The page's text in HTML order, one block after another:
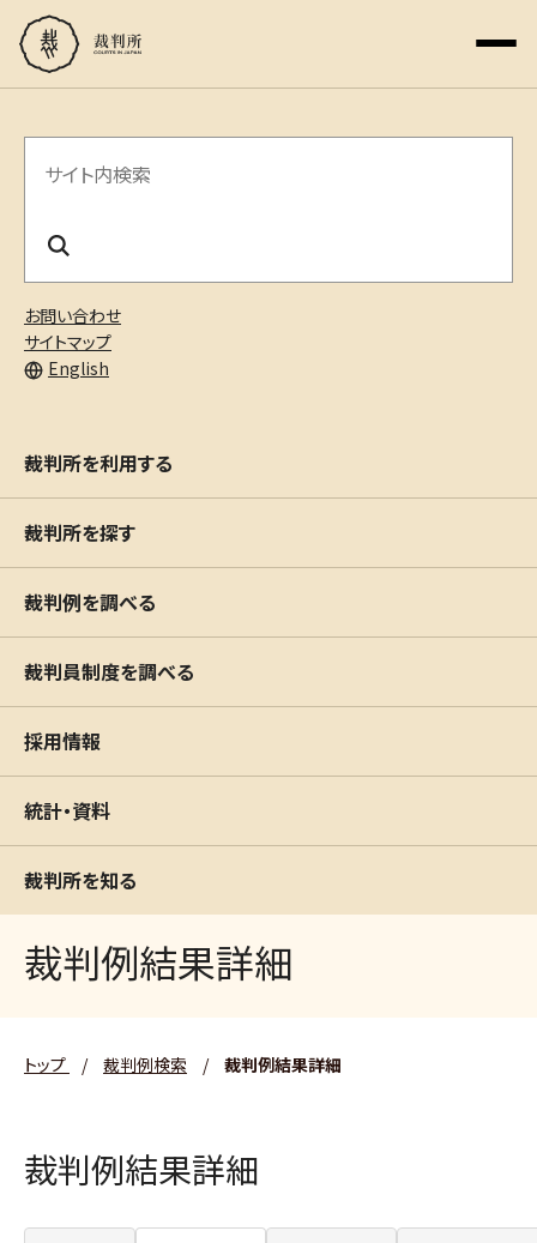
お問い合わせ
サイトマップ
English
サ
内
検
索
裁判所を利用する
裁判所を探す
裁判例を調べる
裁判員制度を調べる
採用情報
統計・資料
裁判所を知る
裁判例結果詳細
トップ / 裁判例検索 / 裁判例結果詳細
裁判例結果詳細